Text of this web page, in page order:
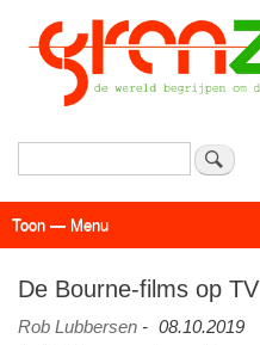
Zoeken
Menu
Toon — Menu
De Bourne-films op TV
Rob Lubbersen - 08.10.2019